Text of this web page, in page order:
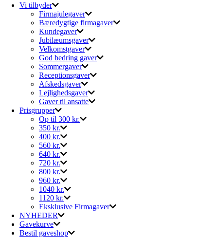
Vi tilbyder
Firmajulegaver
Bæredygtige firmagaver
Kundegaver
Jubilæumsgaver
Velkomstgaver
God bedring gaver
Sommergaver
Receptionsgaver
Afskedsgaver
Lejlighedsgaver
Gaver til ansatte
Prisgrupper
Op til 300 kr.
350 kr.
400 kr.
560 kr.
640 kr.
720 kr.
800 kr.
960 kr.
1040 kr.
1120 kr.
Eksklusive Firmagaver
NYHEDER
Gavekurve
Bestil gaveshop